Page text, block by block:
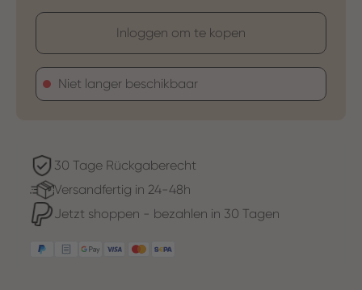
Inloggen om te kopen
Niet langer beschikbaar
30 Tage Rückgaberecht
Versandfertig in 24-48h
Jetzt shoppen - bezahlen in 30 Tagen